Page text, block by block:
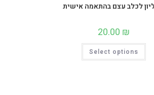
לכלב עצם בהתאמה אישית
20.00 ₪
Select options
למוצר
יש